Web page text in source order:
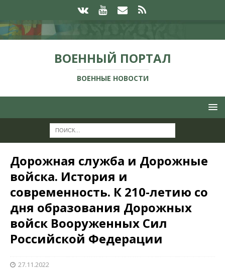
ВОЕННЫЙ ПОРТАЛ
ВОЕННЫЕ НОВОСТИ
Дорожная служба и Дорожные
войска. История и
современность. К 210-летию со
дня образования Дорожных
войск Вооруженных Сил
Российской Федерации
27.11.2022